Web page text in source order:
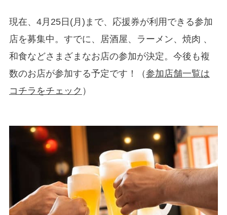
現在、4月25日(月)まで、応援券が利用できる参加
店を募集中。すでに、居酒屋、ラーメン、焼肉 、
和食などさまざまなお店の参加が決定。今後も複
数のお店が参加する予定です！（参加店舗一覧は
コチラをチェック ）